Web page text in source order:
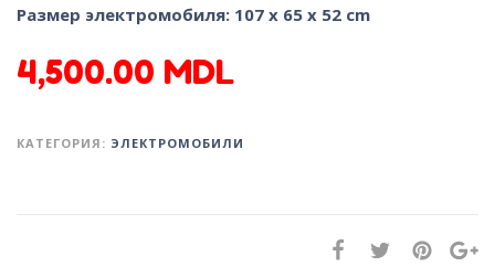
Размер электромобиля: 107 x 65 x 52 сm
4,500.00 MDL
КАТЕГОРИЯ: ЭЛЕКТРОМОБИЛИ